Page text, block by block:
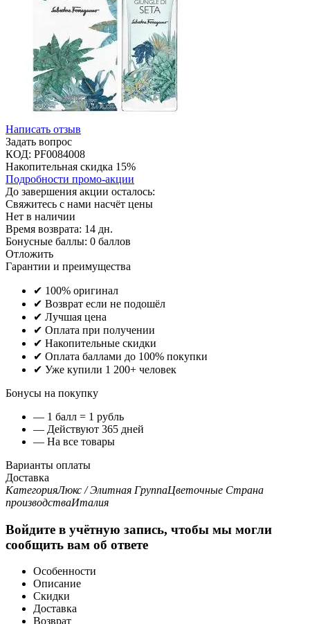
Написать отзыв
Задать вопрос
КОД: PF0084008
Накопительная скидка 15%
Подробности промо-акции
До завершения акции осталось:
Свяжитесь с нами насчёт цены
Нет в наличии
Время возврата: 14 дн.
Бонусные баллы: 0 баллов
Отложить
Гарантии и преимущества
✔ 100% оригинал
✔ Возврат если не подошёл
✔ Лучшая цена
✔ Оплата при получении
✔ Накопительные скидки
✔ Оплата баллами до 100% покупки
✔ Уже купили 1 200+ человек
Бонусы на покупку
— 1 балл = 1 рубль
— Действуют 365 дней
— На все товары
Варианты оплаты
Доставка
КатегорияЛюкс / Элитная ГруппаЦветочные Страна
производстваИталия
Войдите в учётную запись, чтобы мы могли
сообщить вам об ответе
Особенности
Описание
Скидки
Доставка
Возврат